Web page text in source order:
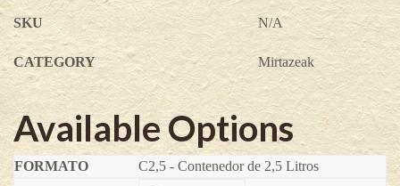
SKU N/A
CATEGORY Mirtazeak
Available Options
C2,5 - Contenedor de 2,5 Litros